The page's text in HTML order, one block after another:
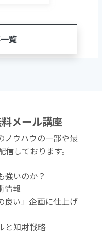
覧
メール講座
ノウハウの一部や最
しております。
強いのか？
情報
良い」企画に仕上げ
と知財戦略